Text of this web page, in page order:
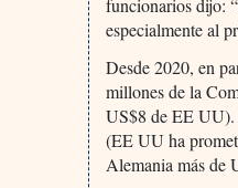
funcionarios dijo:
especialmente al
Desde 2020, en
millones de la
US$8 de EE UU).
(EE UU ha
Alemania más de